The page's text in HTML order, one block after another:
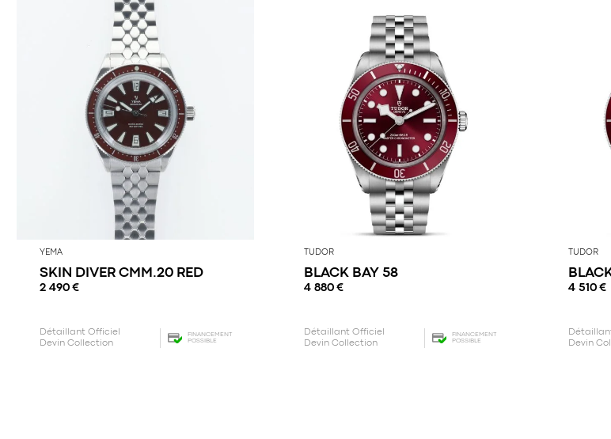
YEMA
SKIN DIVER CMM.20 RED
2 490€
Détaillant Officiel
Devin Collection
FINANCEMENT
POSSIBLE
TUDOR
BLACK BAY 58
4 880€
Détaillant Officiel
Devin Collection
FINANCEMENT
POSSIBLE
TUDOR
4 510 €
Devin